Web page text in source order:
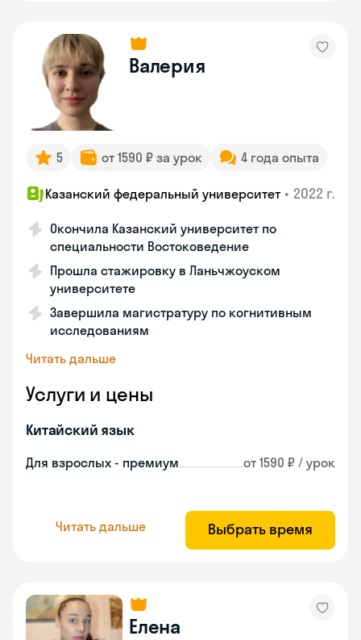
Валерия
5 от 1590 ₽ за урок 4 года опыта
Казанский федеральный университет • 2022 г.
Окончила Казанский университет по
специальности Востоковедение
Прошла стажировку в Ланьчжоуском
университете
Завершила магистратуру по когнитивным
исследованиям
Читать дальше
Услуги и цены
Китайский язык
Для взрослых - премиум от 1590 ₽ / урок
Читать дальше Выбрать время
Елена